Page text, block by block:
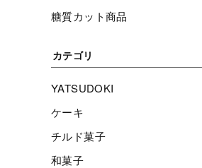
糖質カット商品
カテゴリ
YATSUDOKI
ケーキ
チルド菓子
和菓子